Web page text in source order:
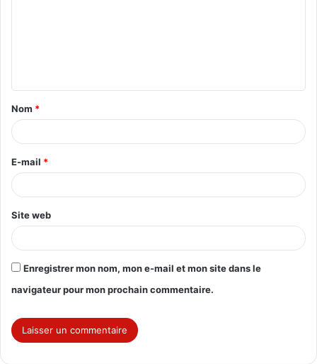
t
a
e
*
Nom *
E-mail *
Site web
Enregistrer mon nom, mon e-mail et mon site dans le
navigateur pour mon prochain commentaire.